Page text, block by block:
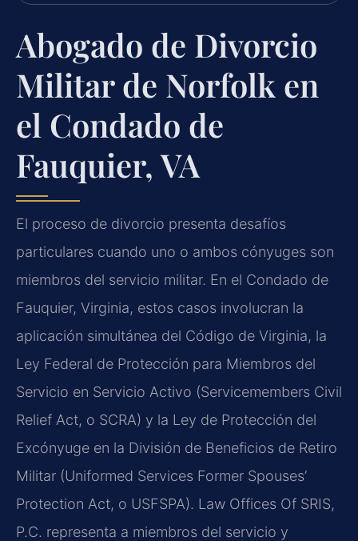
Abogado de Divorcio
Militar de Norfolk en
el Condado de
Fauquier, VA
El proceso de divorcio presenta desafíos
particulares cuando uno o ambos cónyuges son
miembros del servicio militar. En el Condado de
Fauquier, Virginia, estos casos involucran la
aplicación simultánea del Código de Virginia, la
Ley Federal de Protección para Miembros del
Servicio en Servicio Activo (Servicemembers Civil
Relief Act, o SCRA) y la Ley de Protección del
Excónyuge en la División de Beneficios de Retiro
Militar (Uniformed Services Former Spouses’
Protection Act, o USFSPA). Law Offices Of SRIS,
P.C. representa a miembros del servicio y